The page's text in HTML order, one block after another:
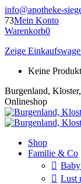
Zum
Inhalt
springen
info@apotheke-
73Mein Konto
Warenkorb0
Zeige
Keine
Burgenland,
Onlineshop
Shop
Familie & Co
Lust